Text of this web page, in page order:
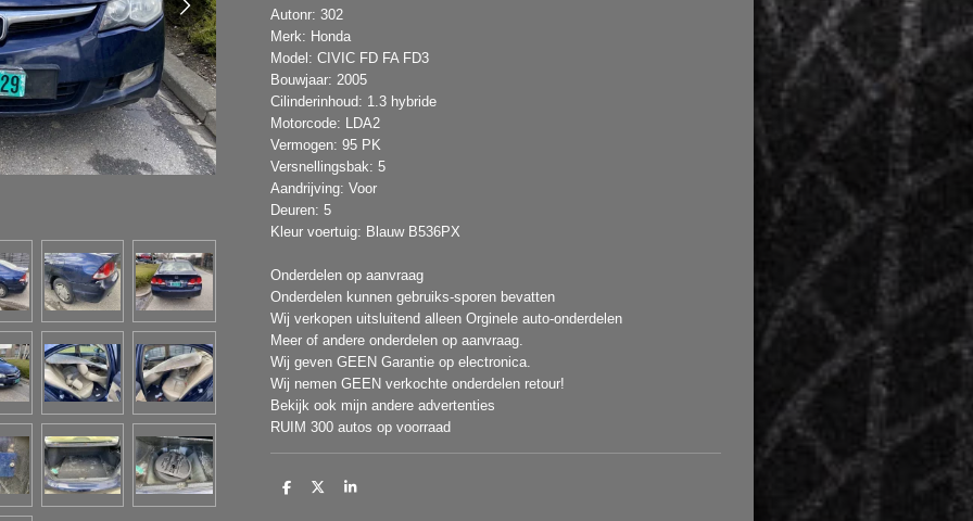
Autonr: 302
Merk: Honda
Model: CIVIC FD FA FD3
Bouwjaar: 2005
Cilinderinhoud: 1.3 hybride
Motorcode: LDA2
Vermogen: 95 PK
Versnellingsbak: 5
Aandrijving: Voor
Deuren: 5
Kleur voertuig: Blauw B536PX
Onderdelen op aanvraag
Onderdelen kunnen gebruiks-sporen bevatten
Wij verkopen uitsluitend alleen Orginele auto-onderdelen
Meer of andere onderdelen op aanvraag.
Wij geven GEEN Garantie op electronica.
Wij nemen GEEN verkochte onderdelen retour!
Bekijk ook mijn andere advertenties
RUIM 300 autos op voorraad
D
D
S